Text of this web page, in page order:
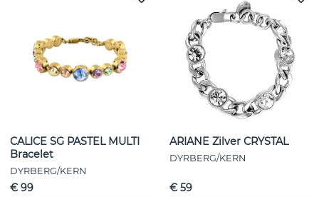
CALICE SG PASTEL MULTI
Bracelet
DYRBERG/KERN
€ 99
ARIANE Zilver CRYSTAL
DYRBERG/KERN
€ 59